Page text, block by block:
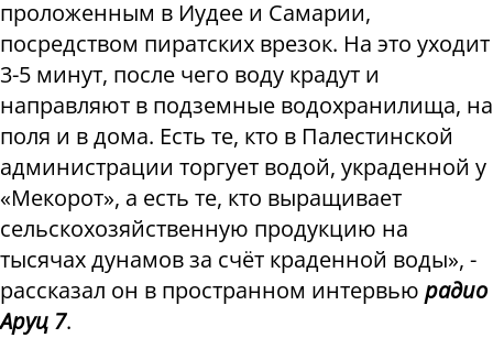
проложенным в Иудее и Самарии,
посредством пиратских врезок. На это уходит
3-5 минут, после чего воду крадут и
направляют в подземные водохранилища, на
поля и в дома. Есть те, кто в Палестинской
администрации торгует водой, украденной у
«Мекорот», а есть те, кто выращивает
сельскохозяйственную продукцию на
тысячах дунамов за счёт краденной воды», -
рассказал он в пространном интервью радио
Аруц 7.